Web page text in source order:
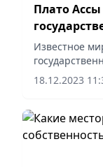
Плато
Бакытжан
Известное
своей
Мажилиса РК,
18.12.2023